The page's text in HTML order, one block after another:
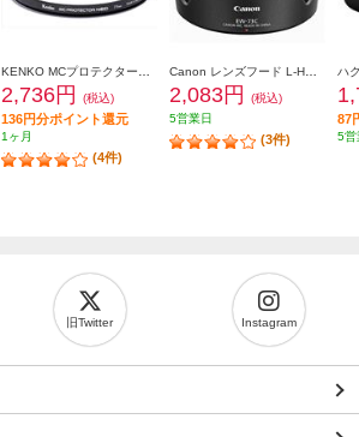
2,736円 (税込)
136円分ポイント還元
1ヶ月
(4件)
2,083円
(税込)
5営業日
(3件)
87
5営
旧Twitter Instagram